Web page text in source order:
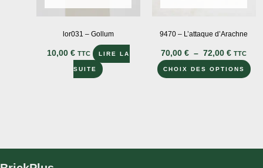
produit
lor031 – Gollum
10,00 € TTC LIRE LA
SUITE
9470 – L’attaque d’Arachne
70,00€ – 72,00€Plage
de
prix :
70,00 €
TTC
CHOIX DES OPTIONS
Ce